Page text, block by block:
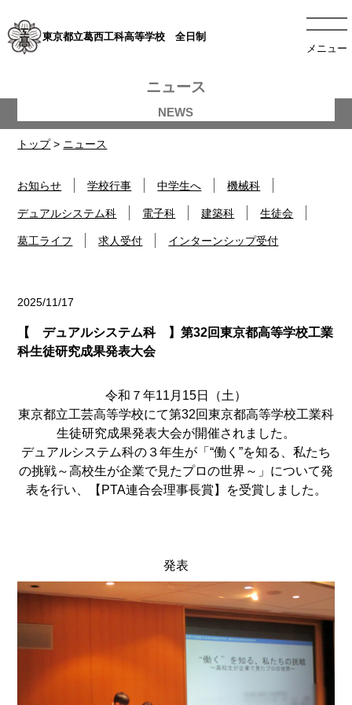
東京都立葛西工科高等学校 全日制
メニュー
トップ> ニュース
ニュース
お知らせ 学校行事 中学生へ 機械科
デュアルシステム科 電子科 建築科 生徒会
葛工ライフ 求人受付 インターンシップ受付
2025/11/17
【 デュアルシステム科 】第32回東京都高等学校工業
科生徒研究成果発表大会
令和７年11月15日（土）
東京都立工芸高等学校にて第32回東京都高等学校工業科
生徒研究成果発表大会が開催されました。
デュアルシステム科の３年生が「“働く”を知る、私たち
の挑戦～高校生が企業で見たプロの世界～」について発
表を行い、【PTA連合会理事長賞】を受賞しました。
発表